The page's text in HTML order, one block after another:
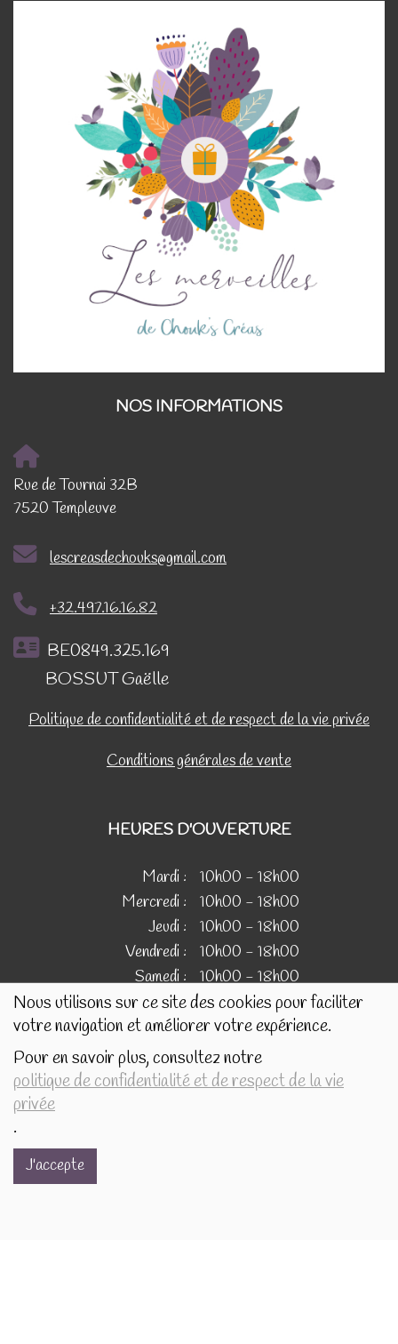
Nous utilisons sur ce site des cookies pour faciliter
votre navigation et améliorer votre expérience.
Pour en savoir plus, consultez notre
politique de confidentialité et de respect de la vie
privée
.
J'accepte
NOS INFORMATIONS
Rue de Tournai 32B
7520 Templeuve
lescreasdechouks@gmail.com
+32.497.16.16.82
BE0849.325.169
BOSSUT Gaëlle
Politique de confidentialité et de respect de la vie privée
Conditions générales de vente
HEURES D'OUVERTURE
Mardi :
10h00 - 18h00
Mercredi :
10h00 - 18h00
Jeudi :
10h00 - 18h00
Vendredi :
10h00 - 18h00
Samedi : 10h00 - 18h00
IMAGES
Les images présentées pour illustrer les produits en vente
sur ce site ne sont pas contractuelles.